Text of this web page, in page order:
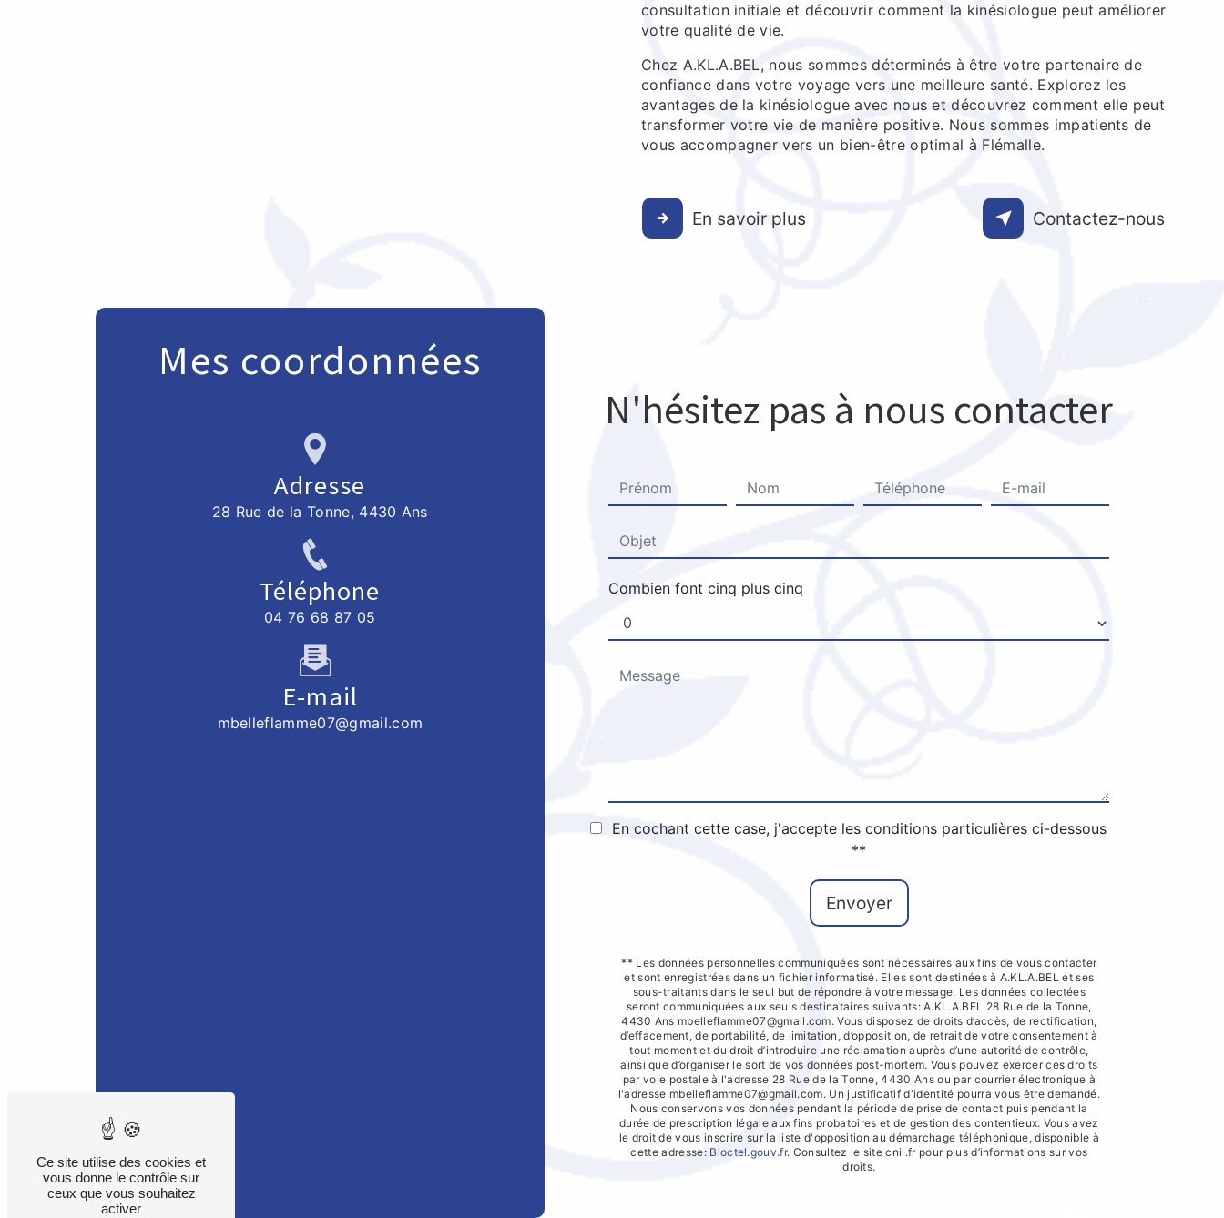
consultation initiale et découvrir comment la kinésiologue peut améliorer
votre qualité de vie.
Chez A.KL.A.BEL, nous sommes déterminés à être votre partenaire de
confiance dans votre voyage vers une meilleure santé. Explorez les
avantages de la kinésiologue avec nous et découvrez comment elle peut
transformer votre vie de manière positive. Nous sommes impatients de
vous accompagner vers un bien-être optimal à Flémalle.
En savoir plus Contactez-nous
N'hésitez pas à nous contacter
Combien font cinq plus cinq
En cochant cette case, j'accepte les conditions particulières ci-dessous
**
Envoyer
** Les données personnelles communiquées sont nécessaires aux fins de vous contacter
et sont enregistrées dans un fichier informatisé. Elles sont destinées à A.KL.A.BEL et ses
sous-traitants dans le seul but de répondre à votre message. Les données collectées
seront communiquées aux seuls destinataires suivants: A.KL.A.BEL 28 Rue de la Tonne,
4430 Ans mbelleflamme07@gmail.com. Vous disposez de droits d’accès, de rectification,
d’effacement, de portabilité, de limitation, d’opposition, de retrait de votre consentement à
tout moment et du droit d’introduire une réclamation auprès d’une autorité de contrôle,
ainsi que d’organiser le sort de vos données post-mortem. Vous pouvez exercer ces droits
par voie postale à l'adresse 28 Rue de la Tonne, 4430 Ans ou par courrier électronique à
l'adresse mbelleflamme07@gmail.com. Un justificatif d'identité pourra vous être demandé.
Nous conservons vos données pendant la période de prise de contact puis pendant la
durée de prescription légale aux fins probatoires et de gestion des contentieux. Vous avez
le droit de vous inscrire sur la liste d'opposition au démarchage téléphonique, disponible à
cette adresse: Bloctel.gouv.fr. Consultez le site cnil.fr pour plus d’informations sur vos
droits.
Mes coordonnées
Adresse
28 Rue de la Tonne, 4430 Ans
Téléphone
04 76 68 87 05
E-mail
mbelleflamme07@gmail.com
Ce site utilise des cookies et
vous donne le contrôle sur
ceux que vous souhaitez
activer